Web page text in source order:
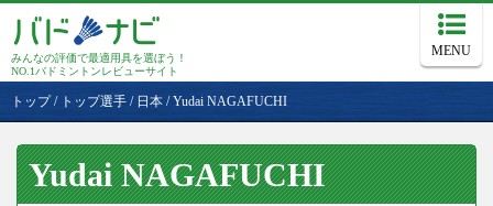
みんなの評価で最適用具を選ぼう！
NO.1バドミントンレビューサイト
MENU
トップ/ トップ選手 / 日本 /Yudai NAGAFUCHI
Yudai NAGAFUCHI